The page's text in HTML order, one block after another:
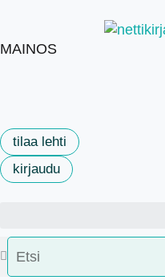
MAINOS
tilaa lehti
kirjaudu